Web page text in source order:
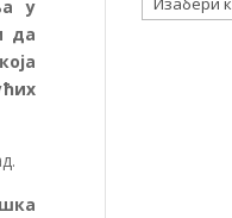
у
да